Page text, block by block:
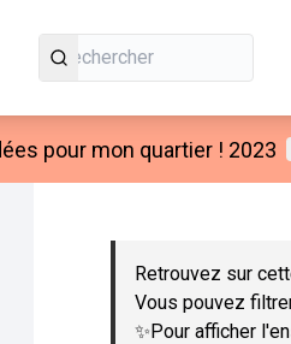
pour mon quartier ! 2023
Passer la carte
Retrouvez sur
Vous pouvez
✨Pour afficher